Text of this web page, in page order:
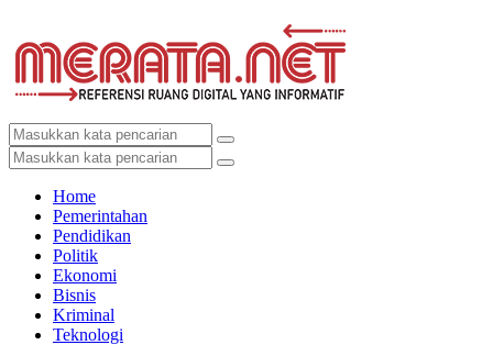
Home
Pemerintahan
Pendidikan
Politik
Ekonomi
Bisnis
Kriminal
Teknologi